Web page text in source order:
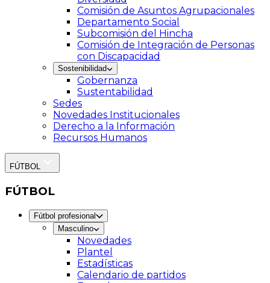
Comisión de Asuntos Agrupacionales
Departamento Social
Subcomisión del Hincha
Comisión de Integración de Personas
con Discapacidad
Sostenibilidad
Gobernanza
Sustentabilidad
Sedes
Novedades Institucionales
Derecho a la Información
Recursos Humanos
FÚTBOL
FÚTBOL
Fútbol profesional
Masculino
Novedades
Plantel
Estadísticas
Calendario de partidos